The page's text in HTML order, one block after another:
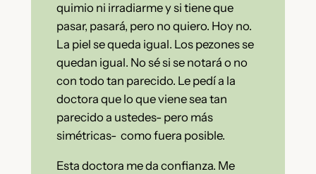
quimio ni irradiarme y si tiene que
pasar, pasará, pero no quiero. Hoy no.
La piel se queda igual. Los pezones se
quedan igual. No sé si se notará o no
con todo tan parecido. Le pedí a la
doctora que lo que viene sea tan
parecido a ustedes- pero más
simétricas- como fuera posible.
Esta doctora me da confianza. Me